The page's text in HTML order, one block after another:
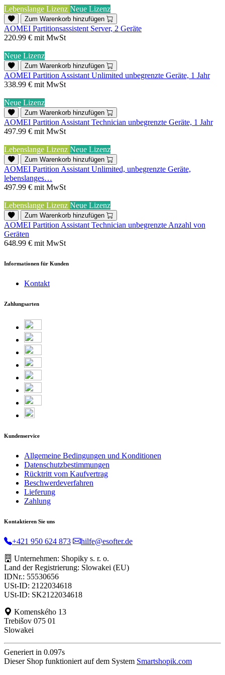
Lebenslange Lizenz Neue Lizenz
Zum Warenkorb hinzufügen
AOMEI Partitionsassistent Server, 2 Geräte
220.99 € mit MwSt
Neue Lizenz
Zum Warenkorb hinzufügen
AOMEI Partition Assistant Unlimited unbegrenzte Geräte, 1 Jahr
338.99 € mit MwSt
Neue Lizenz
Zum Warenkorb hinzufügen
AOMEI Partition Assistant Technician unbegrenzte Geräte, 1 Jahr
497.99 € mit MwSt
Lebenslange Lizenz Neue Lizenz
Zum Warenkorb hinzufügen
AOMEI Partition Assistant Unlimited, unbegrenzte Geräte,
lebenslanges…
497.99 € mit MwSt
Lebenslange Lizenz Neue Lizenz
Zum Warenkorb hinzufügen
AOMEI Partition Assistant Technician unbegrenzte Anzahl von
Geräten
648.99 € mit MwSt
Informationen für Kunden
Kontakt
Zahlungsarten
Kundenservice
Allgemeine Bedingungen und Konditionen
Datenschutzbestimmungen
Rücktritt vom Kaufvertrag
Beschwerdeverfahren
Lieferung
Zahlung
Kontaktieren Sie uns
+421 950 624 873
hilfe@esofter.de
Unternehmen: Shopiky s. r. o.
Land der Registrierung: Slowakei (EU)
IDNr.: 55530656
USt-ID: 2122034618
USt-ID: SK2122034618
Komenského 13
Trebišov 075 01
Slowakei
Generiert in 0.097s
Dieser Shop funktioniert auf dem System Smartshopik.com